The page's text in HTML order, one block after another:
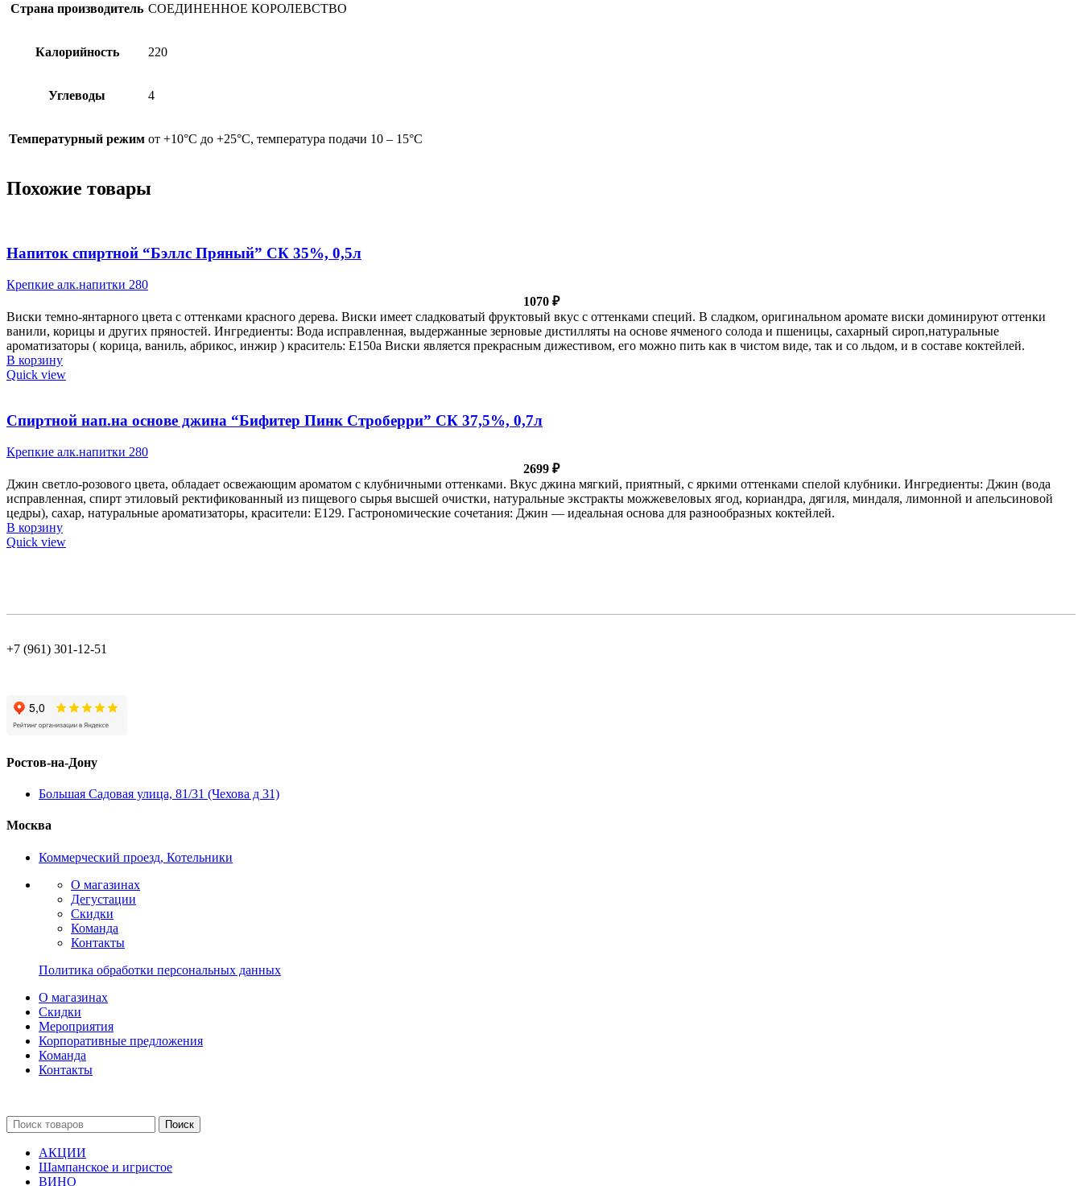
Страна производитель СОЕДИНЕННОЕ КОРОЛЕВСТВО
Калорийность 220
Углеводы 4
Температурный режим от +10°С до +25°С, температура подачи 10 – 15°С
Похожие товары
Напиток спиртной “Бэллс Пряный” СК 35%, 0,5л
Крепкие алк.напитки 280
1070 ₽
Виски темно-янтарного цвета с оттенками красного дерева. Виски имеет сладковатый фруктовый вкус с оттенками специй. В сладком, оригинальном аромате виски доминируют оттенки
ванили, корицы и других пряностей. Ингредиенты: Вода исправленная, выдержанные зерновые дистилляты на основе ячменого солода и пшеницы, сахарный сироп,натуральные
ароматизаторы ( корица, ваниль, абрикос, инжир ) краситель: Е150а Виски является прекрасным дижестивом, его можно пить как в чистом виде, так и со льдом, и в составе коктейлей.
В корзину
Quick view
Спиртной нап.на основе джина “Бифитер Пинк Строберри” СК 37,5%, 0,7л
Крепкие алк.напитки 280
2699 ₽
Джин светло-розового цвета, обладает освежающим ароматом с клубничными оттенками. Вкус джина мягкий, приятный, с яркими оттенками спелой клубники. Ингредиенты: Джин (вода
исправленная, спирт этиловый ректификованный из пищевого сырья высшей очистки, натуральные экстракты можжевеловых ягод, кориандра, дягиля, миндаля, лимонной и апельсиновой
цедры), сахар, натуральные ароматизаторы, красители: Е129. Гастрономические сочетания: Джин — идеальная основа для разнообразных коктейлей.
В корзину
Quick view
+7 (961) 301-12-51
Ростов-на-Дону
Большая Садовая улица, 81/31 (Чехова д 31)
Москва
Коммерческий проезд, Котельники
О магазинах
Дегустации
Скидки
Команда
Контакты
Политика обработки персональных данных
О магазинах
Скидки
Мероприятия
Корпоративные предложения
Команда
Контакты
Поиск
АКЦИИ
Шампанское и игристое
ВИНО